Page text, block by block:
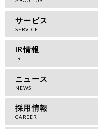
サービス
IR情報
ニュース
採用情報